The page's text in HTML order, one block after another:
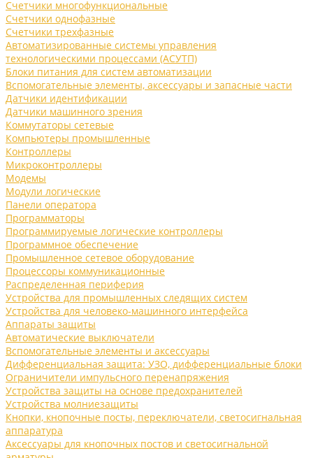
Счетчики многофункциональные
Счетчики однофазные
Счетчики трехфазные
Автоматизированные системы управления
технологическими процессами (АСУТП)
Блоки питания для систем автоматизации
Вспомогательные элементы, аксессуары и запасные части
Датчики идентификации
Датчики машинного зрения
Коммутаторы сетевые
Компьютеры промышленные
Контроллеры
Микроконтроллеры
Модемы
Модули логические
Панели оператора
Программаторы
Программируемые логические контроллеры
Программное обеспечение
Промышленное сетевое оборудование
Процессоры коммуникационные
Распределенная периферия
Устройства для промышленных следящих систем
Устройства для человеко-машинного интерфейса
Аппараты защиты
Автоматические выключатели
Вспомогательные элементы и аксессуары
Дифференциальная защита: УЗО, дифференциальные блоки
Ограничители импульсного перенапряжения
Устройства защиты на основе предохранителей
Устройства молниезащиты
Кнопки, кнопочные посты, переключатели, светосигнальная
аппаратура
Аксессуары для кнопочных постов и светосигнальной